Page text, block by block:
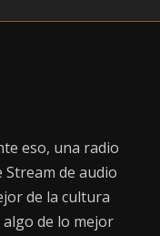
eso, una radio
de audio
de la cultura
algo de lo mejor